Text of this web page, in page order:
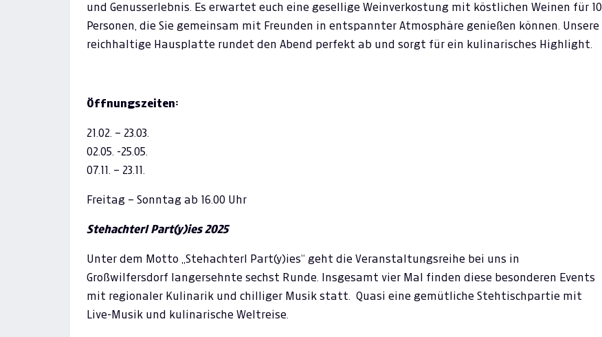
und Genusserlebnis. Es erwartet euch eine gesellige Weinverkostung mit köstlichen Weinen für 10
Personen, die Sie gemeinsam mit Freunden in entspannter Atmosphäre genießen können. Unsere
reichhaltige Hausplatte rundet den Abend perfekt ab und sorgt für ein kulinarisches Highlight.
Öffnungszeiten:
21.02. – 23.03.
02.05. -25.05.
07.11. – 23.11.
Freitag – Sonntag ab 16.00 Uhr
Stehachterl Part(y)ies 2025
Unter dem Motto „Stehachterl Part(y)ies“ geht die Veranstaltungsreihe bei uns in
Großwilfersdorf langersehnte sechst Runde. Insgesamt vier Mal finden diese besonderen Events
mit regionaler Kulinarik und chilliger Musik statt. Quasi eine gemütliche Stehtischpartie mit
Live-Musik und kulinarische Weltreise.